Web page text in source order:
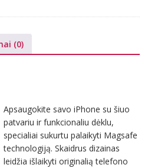
(0)
Apsaugokite savo iPhone su šiuo
patvariu ir funkcionaliu dėklu,
specialiai sukurtu palaikyti Magsafe
technologiją. Skaidrus dizainas
leidžia išlaikyti originalią telefono